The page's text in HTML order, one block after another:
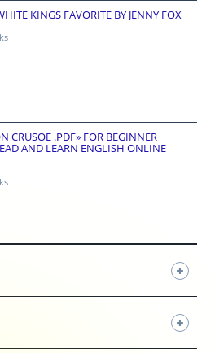
KINGS FAVORITE BY JENNY FOX
CRUSOE .PDF» FOR BEGINNER
AND LEARN ENGLISH ONLINE